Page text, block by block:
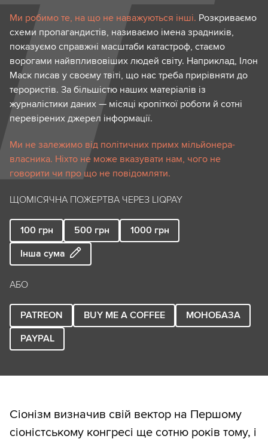
Ми робимо те, на що не наважуються інші. Розкриваємо
схеми пропагандистів, називаємо імена зрадників,
показуємо справжні масштаби катастроф, стаємо
ворогами найвпливовіших людей світу. Наприклад, Ілон
Маск писав у своєму твіті, що нас треба прирівняти до
терористів. За більшістю наших матеріалів із
журналістики даних — місяці кропіткої роботи й сотні
перевірених джерел інформації.
Ми не залежимо від політичних примх мільйонера-
власника. Ніхто не може вказувати нам, чого не
говорити чи про що не повідомляти.
ЩОМІСЯЧНА ПОЖЕРТВА ЧЕРЕЗ LIQPAY
100 грн 500 грн 1000 грн
Інша сума
АБО
PATREON BUY ME A COFFEE
МОНОБАЗА
PAYPAL
Сіонізм визначив свій вектор на Першому
сіоністському конгресі ще сотню років тому, і